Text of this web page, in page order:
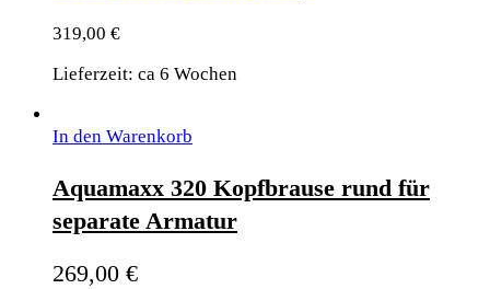
319,00 €
Lieferzeit: ca 6 Wochen
In den Warenkorb
Aquamaxx 320 Kopfbrause rund für
separate Armatur
269,00 €